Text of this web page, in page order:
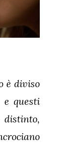
è diviso
questi
distinto,